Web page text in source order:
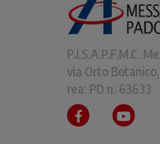
P.I.S.A.P.F.M.C.
via Orto Botanico,
rea: PD n. 63633